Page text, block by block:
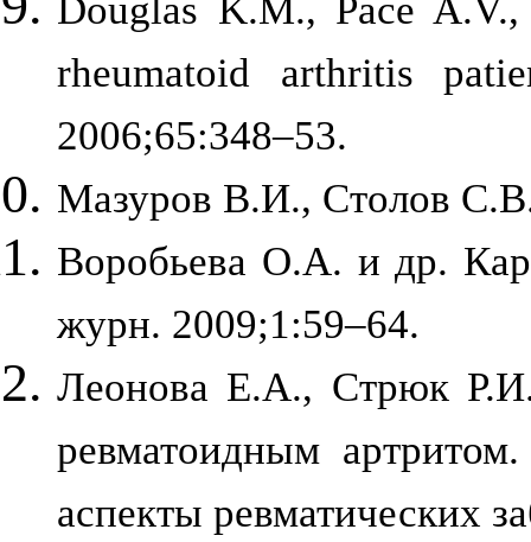
Douglas K.M., Pace
rheumatoid arthritis
2006;65:348–53.
Мазуров В.И., Столов
Воробьева О.А. и др.
журн. 2009;1:59–64.
Леонова Е.А., Стрюк
ревматоидным
аспекты ревматических